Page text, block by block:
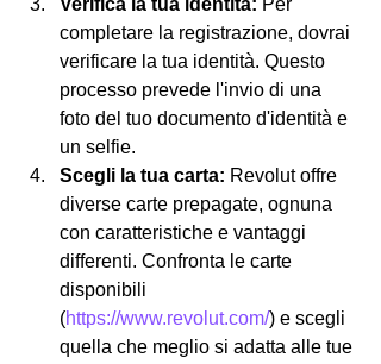
Verifica la tua identità: Per
completare la registrazione, dovrai
verificare la tua identità. Questo
processo prevede l'invio di una
foto del tuo documento d'identità e
un selfie.
Scegli la tua carta: Revolut offre
diverse carte prepagate, ognuna
con caratteristiche e vantaggi
differenti. Confronta le carte
disponibili
(https://www.revolut.com/) e scegli
quella che meglio si adatta alle tue